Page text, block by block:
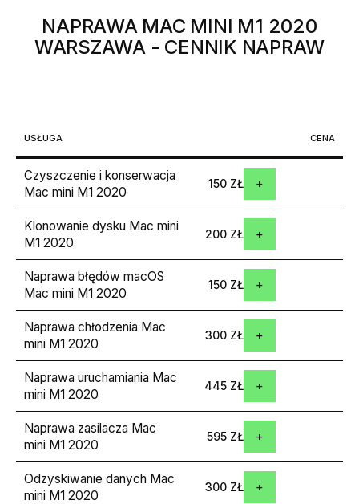
NAPRAWA MAC MINI M1 2020
WARSZAWA - CENNIK NAPRAW
USŁUGA CENA
Czyszczenie i konserwacja
Mac mini M1 2020
150 ZŁ
Klonowanie dysku Mac mini
M1 2020
200 ZŁ
Naprawa błędów macOS
Mac mini M1 2020
150 ZŁ
Naprawa chłodzenia Mac
mini M1 2020
300 ZŁ
Naprawa uruchamiania Mac
mini M1 2020
445 ZŁ
Naprawa zasilacza Mac
mini M1 2020
595 ZŁ
Odzyskiwanie danych Mac
mini M1 2020
300 ZŁ